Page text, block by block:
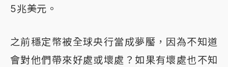
5兆美元。
之前穩定幣被全球央行當成夢靨，因為不知道
會對他們帶來好處或壞處？如果有壞處也不知